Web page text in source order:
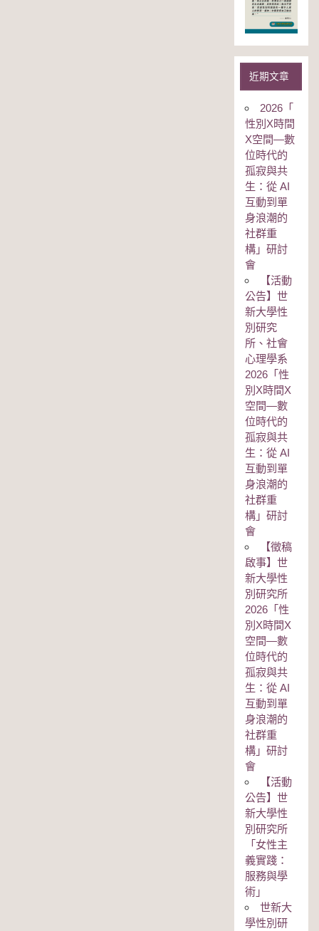
近期文章
2026「
性別Χ時間
Χ空間—數
位時代的
孤寂與共
生：從 AI
互動到單
身浪潮的
社群重
構」研討
會
【活動
公告】世
新大學性
別研究
所、社會
心理學系
2026「性
別Χ時間Χ
空間—數
位時代的
孤寂與共
生：從 AI
互動到單
身浪潮的
社群重
構」研討
會
【徵稿
啟事】世
新大學性
別研究所
2026「性
別Χ時間Χ
空間—數
位時代的
孤寂與共
生：從 AI
互動到單
身浪潮的
社群重
構」研討
會
【活動
公告】世
新大學性
別研究所
「女性主
義實踐：
服務與學
術」
世新大
學性別研